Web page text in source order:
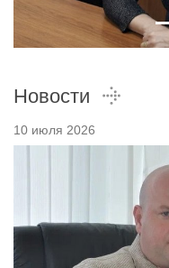
Новости
10 июля 2026